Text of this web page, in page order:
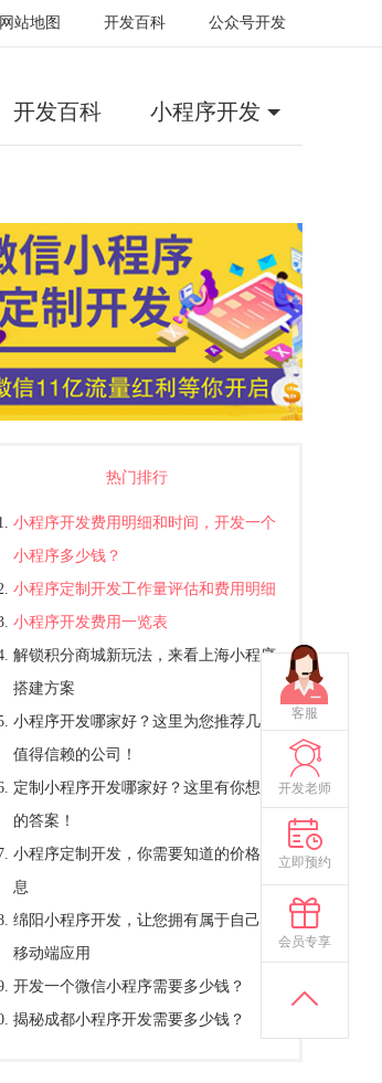
网站地图 开发百科 公众号开发
开发百科 小程序开发
热门排行
小程序开发费用明细和时间，开发一个
小程序多少钱？
小程序定制开发工作量评估和费用明细
小程序开发费用一览表
解锁积分商城新玩法，来看上海小程序
搭建方案
小程序开发哪家好？这里为您推荐几家
值得信赖的公司！
定制小程序开发哪家好？这里有你想要
的答案！
小程序定制开发，你需要知道的价格信
息
绵阳小程序开发，让您拥有属于自己的
移动端应用
开发一个微信小程序需要多少钱？
揭秘成都小程序开发需要多少钱？
客服
开发老师
立即预约
会员专享